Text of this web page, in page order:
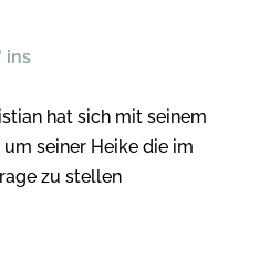
ins
hat sich mit seinem
seiner Heike die im
zu stellen